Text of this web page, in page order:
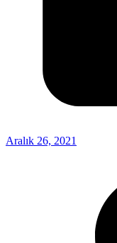
Aralık 26, 2021